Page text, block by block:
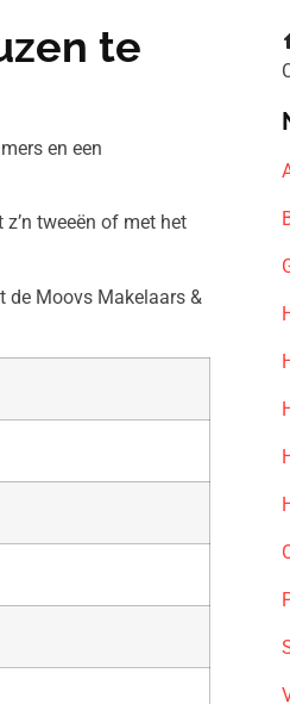
te
en een
tweeën of met het
de Moovs Makelaars &